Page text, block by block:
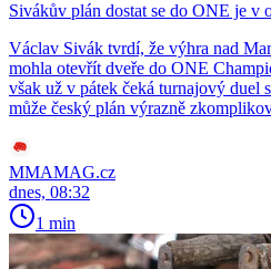
Sivákův plán dostat se do ONE je v
Václav Sivák tvrdí, že výhra nad
mohla otevřít dveře do ONE
však už v pátek čeká turnajový duel
může český plán výrazně
MMAMAG.cz
dnes, 08:32
1 min